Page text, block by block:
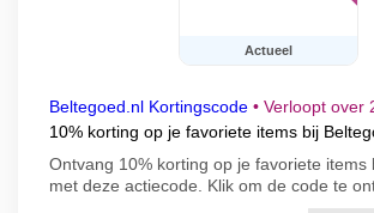
Actueel
Beltegoed.nl Kortingscode • Verloopt over
10% korting op je favoriete items bij
Ontvang 10% korting op je favoriete items
met deze actiecode. Klik om de code te